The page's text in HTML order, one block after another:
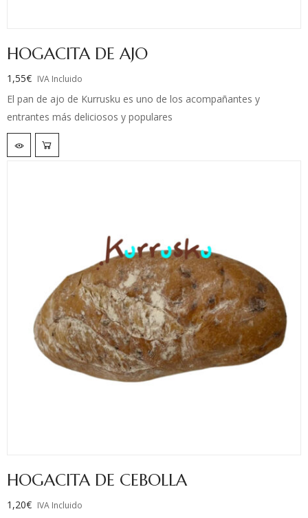
HOGACITA DE AJO
1,55€ IVA Incluido
El pan de ajo de Kurrusku es uno de los acompañantes y
entrantes más deliciosos y populares
HOGACITA DE CEBOLLA
1,20€ IVA Incluido